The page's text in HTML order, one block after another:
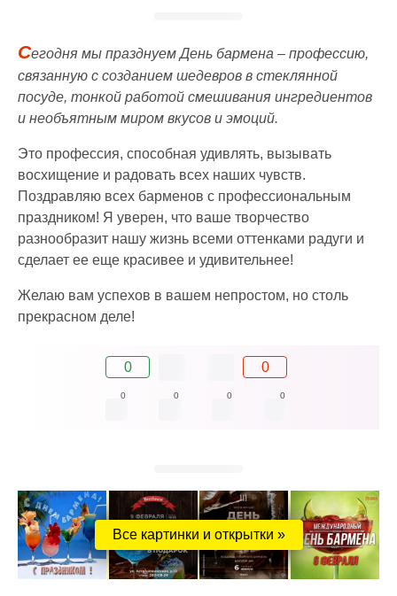
Сегодня мы празднуем День бармена – профессию,
связанную с созданием шедевров в стеклянной
посуде, тонкой работой смешивания ингредиентов
и необъятным миром вкусов и эмоций.
Это профессия, способная удивлять, вызывать
восхищение и радовать всех наших чувств.
Поздравляю всех барменов с профессиональным
праздником! Я уверен, что ваше творчество
разнообразит нашу жизнь всеми оттенками радуги и
сделает ее еще красивее и удивительнее!
Желаю вам успехов в вашем непростом, но столь
прекрасном деле!
0 0
0 0 0 0
Все картинки и открытки »